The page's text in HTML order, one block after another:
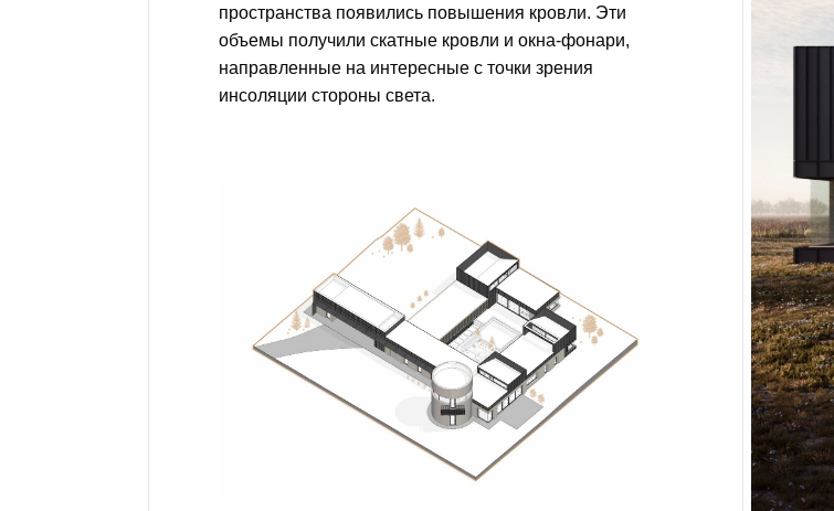
пространства появились повышения кровли. Эти
объемы получили скатные кровли и окна-фонари,
направленные на интересные с точки зрения
инсоляции стороны света.